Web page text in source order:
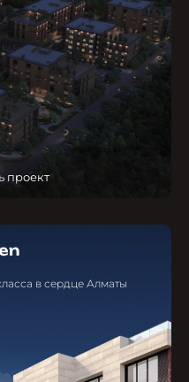
проект
в сердце Алматы